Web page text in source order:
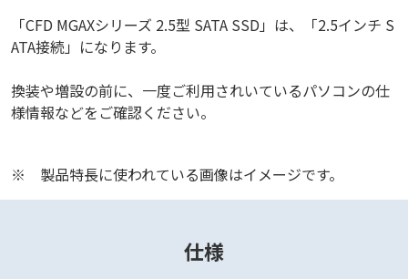
「CFD MGAXシリーズ 2.5型 SATA SSD」は、「2.5インチ S
ATA接続」になります。
換装や増設の前に、一度ご利用されいているパソコンの仕
様情報などをご確認ください。
※ 製品特長に使われている画像はイメージです。
仕様